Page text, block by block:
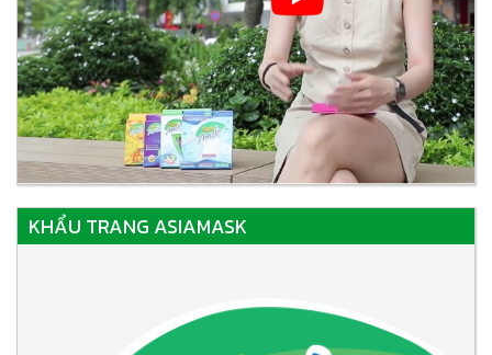
KHẨU TRANG ASIAMASK